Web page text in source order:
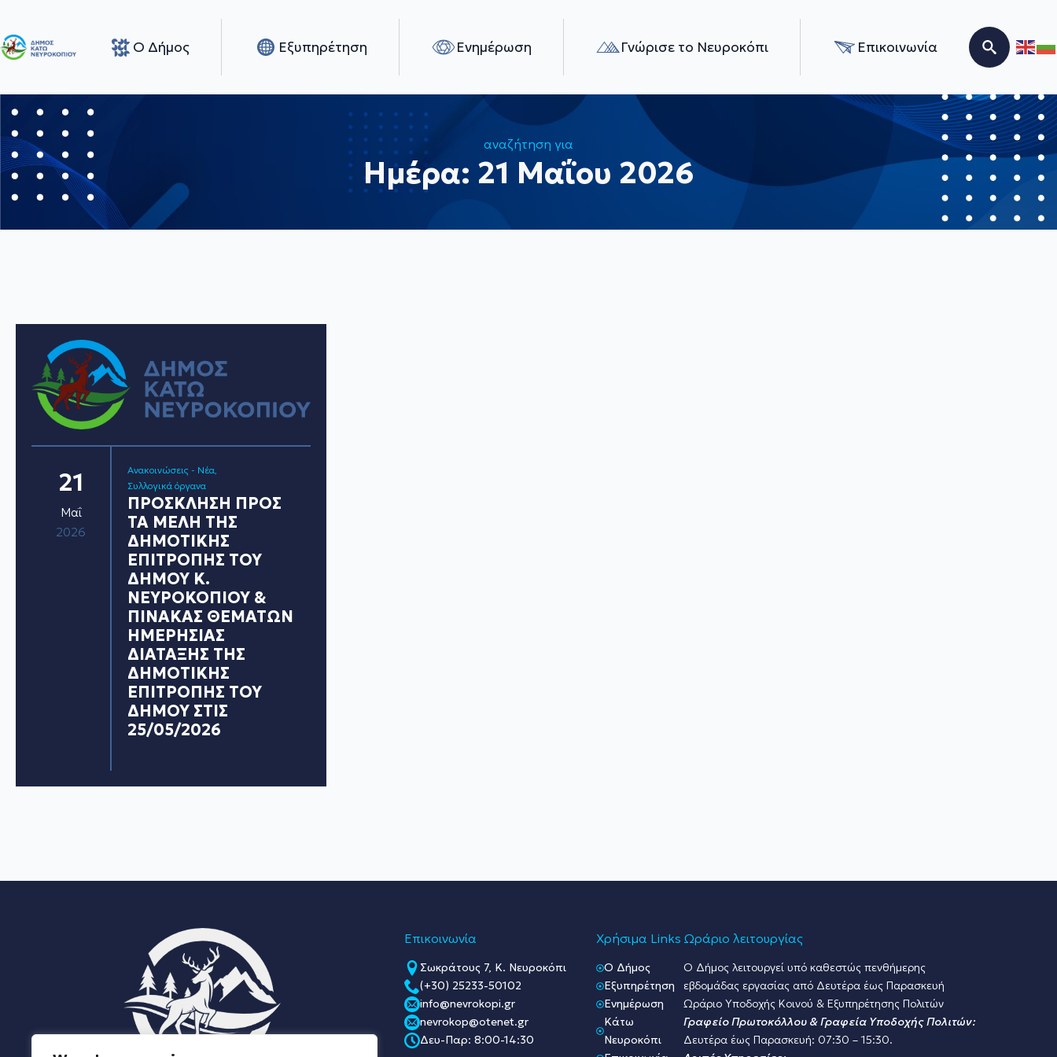
Ο Δήμος Εξυπηρέτηση Ενημέρωση Γνώρισε το Νευροκόπι
Επικοινωνία
Search for:
αναζήτηση για
Ημέρα: 21 Μαΐου 2026
21
Μαΐ
2026
Ανακοινώσεις - Νέα
Συλλογικά όργανα
ΠΡΟΣΚΛΗΣΗ ΠΡΟΣ
ΤΑ ΜΕΛΗ ΤΗΣ
ΔΗΜΟΤΙΚΗΣ
ΕΠΙΤΡΟΠΗΣ ΤΟΥ
ΔΗΜΟΥ Κ.
ΝΕΥΡΟΚΟΠΙΟΥ &
ΠΙΝΑΚΑΣ ΘΕΜΑΤΩΝ
ΗΜΕΡΗΣΙΑΣ
ΔΙΑΤΑΞΗΣ ΤΗΣ
ΔΗΜΟΤΙΚΗΣ
ΕΠΙΤΡΟΠΗΣ ΤΟΥ
ΔΗΜΟΥ ΣΤΙΣ
25/05/2026
Επικοινωνία
Σωκράτους 7, Κ. Νευροκόπι
(+30) 25233-50102
info@nevrokopi.gr
nevrokop@otenet.gr
Δευ-Παρ: 8:00-14:30
Χρήσιμα Links
O Δήμος
Εξυπηρέτηση
Ενημέρωση
Κάτω
Νευροκόπι
Ωράριο λειτουργίας
Ο Δήμος λειτουργεί υπό καθεστώς πενθήμερης
εβδομάδας εργασίας από Δευτέρα έως Παρασκευή
Ωράριο Υποδοχής Κοινού & Εξυπηρέτησης Πολιτών
Γραφείο Πρωτοκόλλου & Γραφεία Υποδοχής Πολιτών:
Δευτέρα έως Παρασκευή: 07:30 – 15:30.